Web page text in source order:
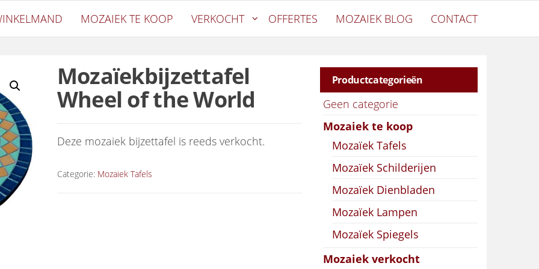
MOZAIEK TE KOOP VERKOCHT OFFERTES MOZAIEK BLOG CONTACT
Mozaïekbijzettafel
Wheel of the World
Deze mozaiek bijzettafel is reeds verkocht.
Categorie: Mozaiek Tafels
Productcategorieën
Geen categorie
Mozaiek te koop
Mozaïek Tafels
Mozaïek Schilderijen
Mozaïek Dienbladen
Mozaïek Lampen
Mozaïek Spiegels
Mozaiek verkocht